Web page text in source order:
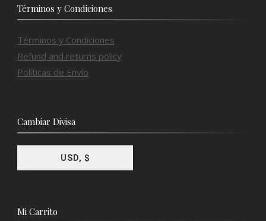
Términos y Condiciones
Términos y Condiciones
Refund and returns policy
Políticas de Envío
Cambiar Divisa
USD, $
Mi Carrito